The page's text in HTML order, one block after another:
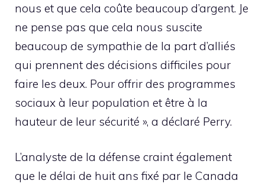
nous et que cela coûte beaucoup d’argent. Je
ne pense pas que cela nous suscite
beaucoup de sympathie de la part d’alliés
qui prennent des décisions difficiles pour
faire les deux. Pour offrir des programmes
sociaux à leur population et être à la
hauteur de leur sécurité », a déclaré Perry.
L’analyste de la défense craint également
que le délai de huit ans fixé par le Canada